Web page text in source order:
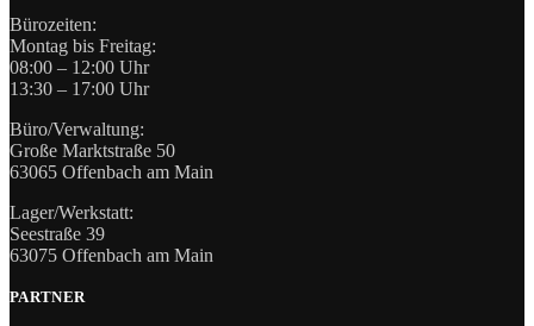
Bürozeiten:
Montag bis Freitag:
08:00 – 12:00 Uhr
13:30 – 17:00 Uhr
Büro/Verwaltung:
Große Marktstraße 50
63065 Offenbach am Main
Lager/Werkstatt:
Seestraße 39
63075 Offenbach am Main
PARTNER